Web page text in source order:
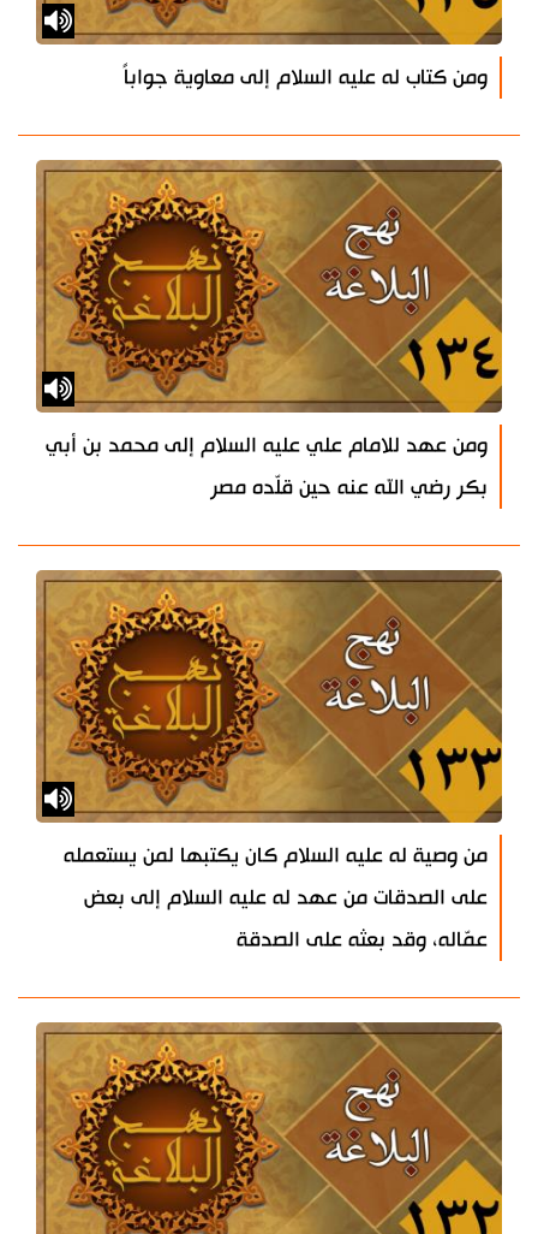
ومن كتاب له عليه السلام إلى معاوية جواباً
ومن عهد للامام علي عليه السلام إلى محمد بن أبي
بكر رضي الله عنه حين قلّده مصر
من وصية له عليه السلام كان يكتبها لمن يستعمله
على الصدقات من عهد له عليه السلام إلى بعض
عمّاله، وقد بعثه على الصدقة